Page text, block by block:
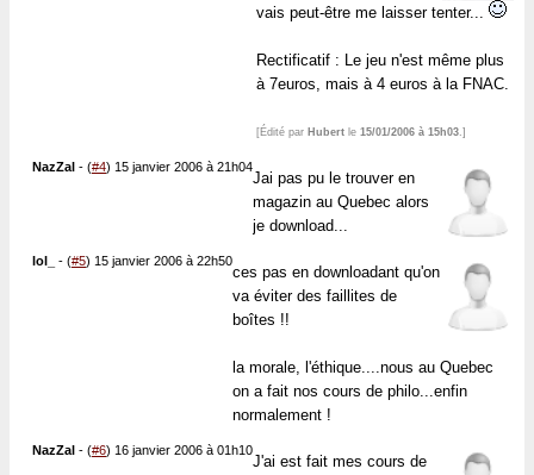
vais peut-être me laisser tenter...
Rectificatif : Le jeu n'est même plus
à 7euros, mais à 4 euros à la FNAC.
[Édité par Hubert le 15/01/2006 à 15h03.]
NazZal - (#4) 15 janvier 2006 à 21h04
Jai pas pu le trouver en
magazin au Quebec alors
je download...
lol_ - (#5) 15 janvier 2006 à 22h50
ces pas en downloadant qu'on
va éviter des faillites de
boîtes !!
la morale, l'éthique....nous au Quebec
on a fait nos cours de philo...enfin
normalement !
NazZal - (#6) 16 janvier 2006 à 01h10
J'ai est fait mes cours de